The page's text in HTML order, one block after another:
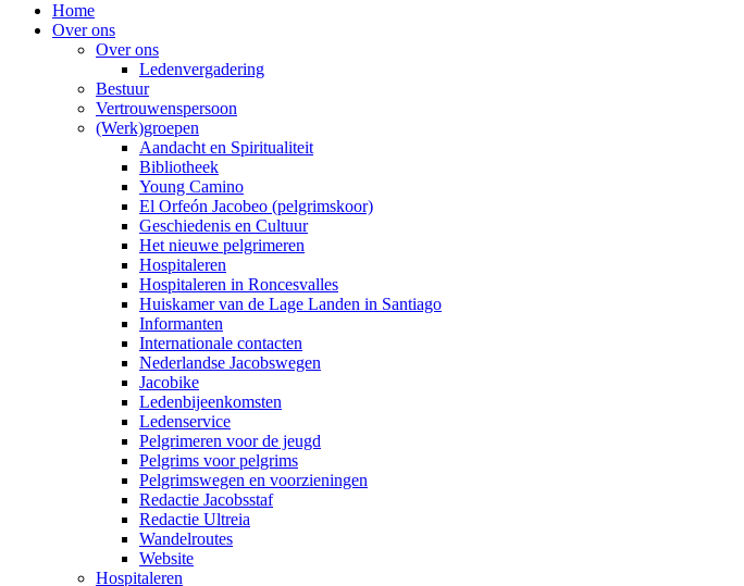
Home
Over ons
Over ons
Ledenvergadering
Bestuur
Vertrouwenspersoon
(Werk)groepen
Aandacht en Spiritualiteit
Bibliotheek
Young Camino
El Orfeón Jacobeo (pelgrimskoor)
Geschiedenis en Cultuur
Het nieuwe pelgrimeren
Hospitaleren
Hospitaleren in Roncesvalles
Huiskamer van de Lage Landen in Santiago
Informanten
Internationale contacten
Nederlandse Jacobswegen
Jacobike
Ledenbijeenkomsten
Ledenservice
Pelgrimeren voor de jeugd
Pelgrims voor pelgrims
Pelgrimswegen en voorzieningen
Redactie Jacobsstaf
Redactie Ultreia
Wandelroutes
Website
Hospitaleren